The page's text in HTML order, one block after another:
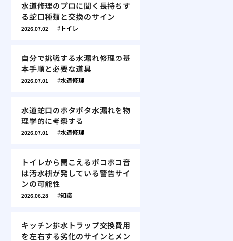
水道修理のプロに聞く長持ちす
る蛇口種類と交換のサイン
2026.07.02 トイレ
自分で挑戦する水漏れ修理の基
本手順と必要な道具
2026.07.01 水道修理
水道蛇口のポタポタ水漏れを物
理学的に考察する
2026.07.01 水道修理
トイレから聞こえるポコポコ音
は汚水枡が発している警告サイ
ンの可能性
2026.06.28 知識
キッチン排水トラップ交換費用
を左右する劣化のサインとメン